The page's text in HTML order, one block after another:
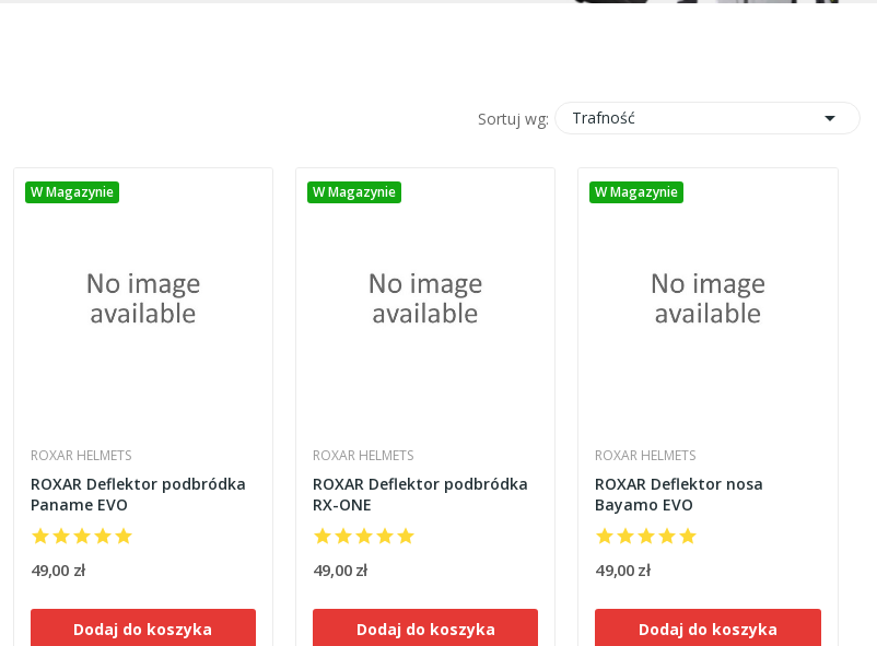
Sortuj wg: Trafność 
W Magazynie
ROXAR HELMETS
ROXAR Deflektor podbródka
Paname EVO
49,00 zł
Dodaj do koszyka
W Magazynie
ROXAR HELMETS
ROXAR Deflektor podbródka
RX-ONE
49,00 zł
Dodaj do koszyka
W Magazynie
ROXAR HELMETS
ROXAR Deflektor nosa
Bayamo EVO
49,00 zł
Dodaj do koszyka